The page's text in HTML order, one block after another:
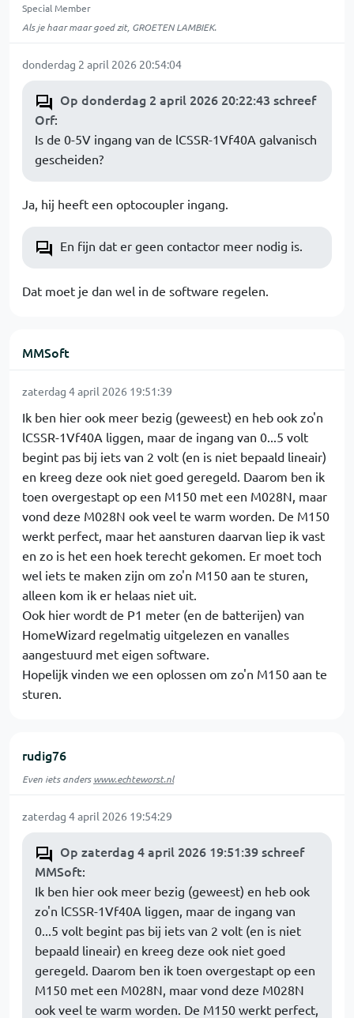
Special Member
Als je haar maar goed zit, GROETEN LAMBIEK.
donderdag 2 april 2026 20:54:04
Op donderdag 2 april 2026 20:22:43 schreef
Orf:
Is de 0-5V ingang van de lCSSR-1Vf40A galvanisch
gescheiden?
Ja, hij heeft een optocoupler ingang.
En fijn dat er geen contactor meer nodig is.
Dat moet je dan wel in de software regelen.
MMSoft
zaterdag 4 april 2026 19:51:39
Ik ben hier ook meer bezig (geweest) en heb ook zo'n
lCSSR-1Vf40A liggen, maar de ingang van 0...5 volt
begint pas bij iets van 2 volt (en is niet bepaald lineair)
en kreeg deze ook niet goed geregeld. Daarom ben ik
toen overgestapt op een M150 met een M028N, maar
vond deze M028N ook veel te warm worden. De M150
werkt perfect, maar het aansturen daarvan liep ik vast
en zo is het een hoek terecht gekomen. Er moet toch
wel iets te maken zijn om zo'n M150 aan te sturen,
alleen kom ik er helaas niet uit.
Ook hier wordt de P1 meter (en de batterijen) van
HomeWizard regelmatig uitgelezen en vanalles
aangestuurd met eigen software.
Hopelijk vinden we een oplossen om zo'n M150 aan te
sturen.
rudig76
Even iets anderswww.echteworst.nl
zaterdag 4 april 2026 19:54:29
Op zaterdag 4 april 2026 19:51:39 schreef
MMSoft:
Ik ben hier ook meer bezig (geweest) en heb ook
zo'n lCSSR-1Vf40A liggen, maar de ingang van
0...5 volt begint pas bij iets van 2 volt (en is niet
bepaald lineair) en kreeg deze ook niet goed
geregeld. Daarom ben ik toen overgestapt op een
M150 met een M028N, maar vond deze M028N
ook veel te warm worden. De M150 werkt perfect,